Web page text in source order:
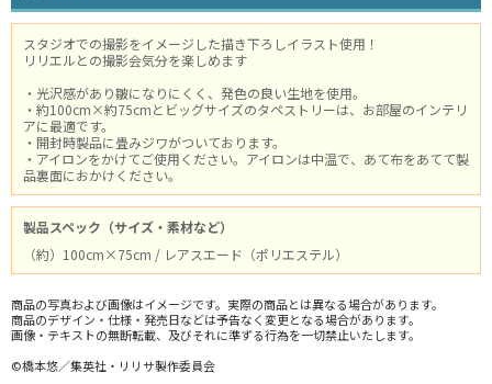
スタジオでの撮影をイメージした描き下ろしイラスト使用！
リリエルとの撮影会気分を楽しめます
・光沢感があり皺になりにくく、発色の良い生地を使用。
・約100cm×約75cmとビッグサイズのタペストリーは、お部屋のインテリ
アに最適です。
・開封時製品に畳みジワがついております。
・アイロンをかけてご使用ください。アイロンは中温で、あて布をあてて製
品裏面におかけください。
製品スペック（サイズ・素材など）
（約）100cm×75cm / レアスエード（ポリエステル）
商品の写真および画像はイメージです。実際の商品とは異なる場合があります。
商品のデザイン・仕様・発売日などは予告なく変更となる場合があります。
画像・テキストの無断転載、及びそれに準ずる行為を一切禁止いたします。
©橋本悠／集英社・リリサ製作委員会